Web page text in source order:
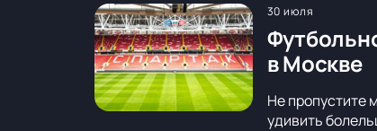
30 июля
в Москве
Не пропустите
удивить